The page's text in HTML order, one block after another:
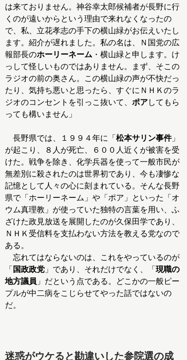
は来ておりません。神谷幸太郎候補者が長野に行
くのが遠いからという理由で来れなくなったの
で、私、立花孝志の手下の横山緑がお伝えいたし
ます。紹介が遅れました。私の名は、Ｎ国党の広
報部長のホーリーネーム ・横山緑と申します。け
っして怪しいものではありません。まず、そこの
ラジオの前の奥さん。この横山緑の声が不快だっ
たり、気持ち悪いと思ったら、すぐにＮＨＫのラ
ジオのコンセントを引っこ抜いて、 ポアしてもら
っても構いません」
長野県では、１９９４年に「 松本サリン事件」
が起こり、８人が死亡、６００人近くが被害を受
けた。戦争を除き、化学兵器を使って一般市民が
無差別に殺されたのは世界初であり、今も凄惨な
記憶として人々の心に刻まれている。そんな長野
県で「ホーリーネーム」や「ポア」といった「オ
ウム真理教」が使っていた独特の言葉を用い、ふ
ざけた政見放送を展開したのが久保田学であり、
ＮＨＫ受信料を支払わない方法を教える党なので
ある。
忘れてはならないのは、これをやっているのが
「 国政政党 」であり、それだけでなく、「 現職の
地方議員 」だという点である。どこかの一般ピー
プルが中二病をこじらせてやった話ではないの
だ。
迷惑がウケると勘違いした参院選の成